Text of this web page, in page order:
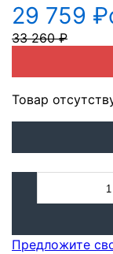
29 759 ₽
33 260 ₽
Товар
Предложите